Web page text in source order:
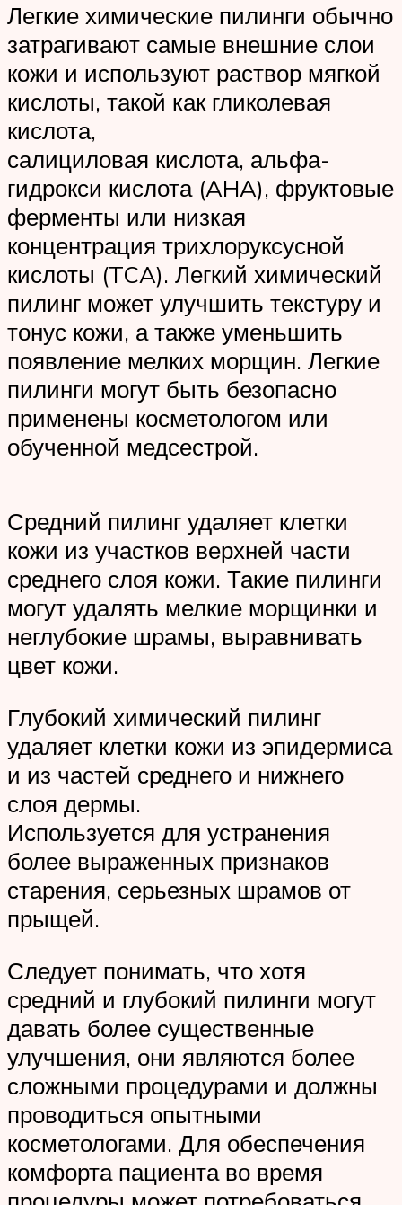
Легкие химические пилинги обычно
затрагивают самые внешние слои
кожи и используют раствор мягкой
кислоты, такой как гликолевая
кислота,
салициловая кислота, альфа-
гидрокси кислота (AHA), фруктовые
ферменты или низкая
концентрация трихлоруксусной
кислоты (TCA). Легкий химический
пилинг может улучшить текстуру и
тонус кожи, а также уменьшить
появление мелких морщин. Легкие
пилинги могут быть безопасно
применены косметологом или
обученной медсестрой.
Средний пилинг удаляет клетки
кожи из участков верхней части
среднего слоя кожи. Такие пилинги
могут удалять мелкие морщинки и
неглубокие шрамы, выравнивать
цвет кожи.
Глубокий химический пилинг
удаляет клетки кожи из эпидермиса
и из частей среднего и нижнего
слоя дермы.
Используется для устранения
более выраженных признаков
старения, серьезных шрамов от
прыщей.
Следует понимать, что хотя
средний и глубокий пилинги могут
давать более существенные
улучшения, они являются более
сложными процедурами и должны
проводиться опытными
косметологами. Для обеспечения
комфорта пациента во время